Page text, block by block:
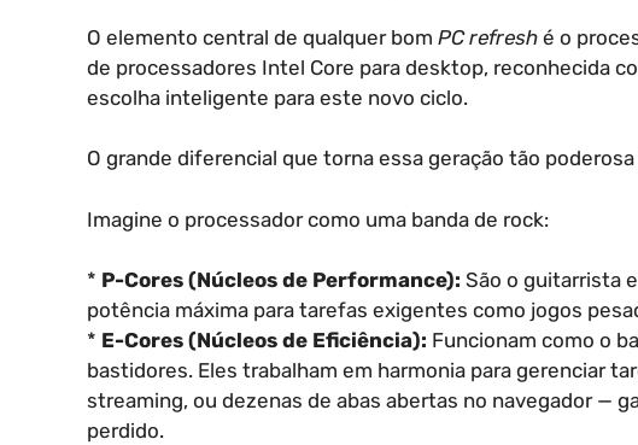
O elemento central de qualquer bom PC refresh é o
de processadores Intel Core para desktop, reconhecida
escolha inteligente para este novo ciclo.
O grande diferencial que torna essa geração tão poderosa
Imagine o processador como uma banda de rock:
* P-Cores (Núcleos de Performance): São o guitarrista
potência máxima para tarefas exigentes como jogos
* E-Cores (Núcleos de Eficiência): Funcionam como o
bastidores. Eles trabalham em harmonia para gerenciar
streaming, ou dezenas de abas abertas no navegador —
perdido.